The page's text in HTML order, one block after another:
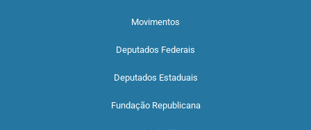
Movimentos
Deputados Federais
Deputados Estaduais
Fundação Republicana